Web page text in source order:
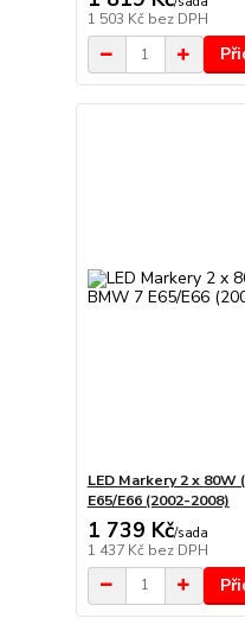
1 503 Kč bez DPH
LED Markery 2 x 80W
E65/E66 (2002-2008)
1 739 Kč/sada
1 437 Kč bez DPH